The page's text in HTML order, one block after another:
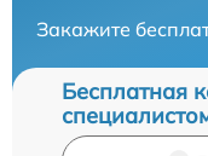
Закажите
Бесплатная